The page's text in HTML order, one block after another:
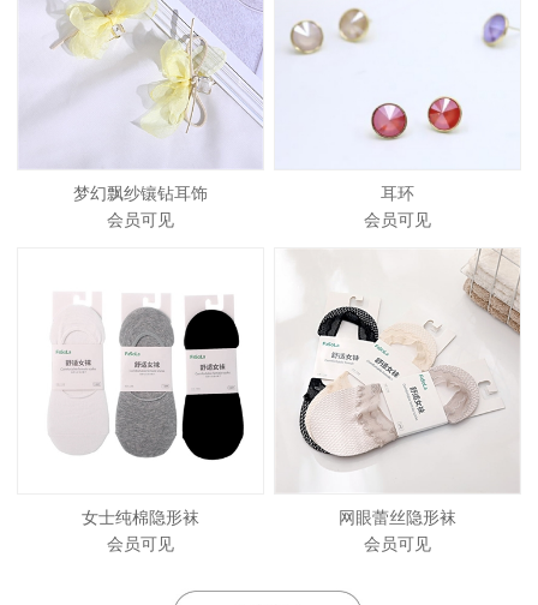
梦幻飘纱镶钻耳饰
会员可见
耳环
会员可见
女士纯棉隐形袜
会员可见
网眼蕾丝隐形袜
会员可见